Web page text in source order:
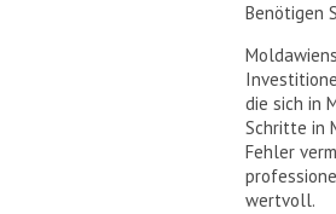
Benötigen
die sich in
Schritte in
Fehler
wertvoll.